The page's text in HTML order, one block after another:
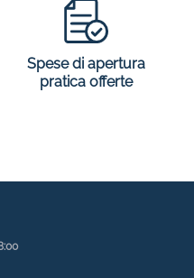
Spese di apertura
pratica offerte